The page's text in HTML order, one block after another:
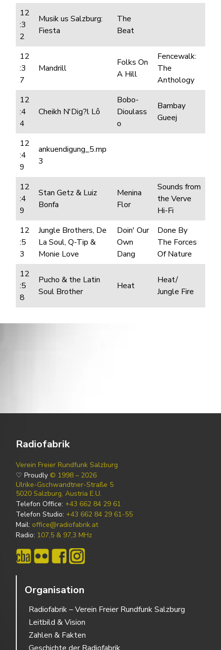
12
:3
2
Musik us Salzburg:
Fiesta
The
Beat
12
:3
7
Mandrill
Folks On
A Hill
Fencewalk:
The
Anthology
12
:4
4
Cheikh N'Dig?l Lô
Bobo-
Dioulass
o
Bambay
Gueej
12
:4
9
ankuendigung_5.mp
3
12
:4
9
Stan Getz & Luiz
Bonfa
Menina
Flor
Sounds from
the Verve
Hi-Fi
12
:5
3
Jungle Brothers, De
La Soul, Q-Tip &
Monie Love
Doin' Our
Own
Dang
Done By
The Forces
Of Nature
12
:5
8
Pucho & the Latin
Soul Brother
Heat
Heat/
Jungle Fire
Radiofabrik
Verein Freier Rundfunk Salzburg
♡ Proudly © 1998 – 2026
Ulrike-Gschwandtner-Straße 5
5020 Salzburg, Austria E.U.
Telefon Office: +43 662 84 29 61
Telefon Studio: +43 662 84 29 61-55
Mail: office@radiofabrik.at
Radio: 107,5 & 97,3 MHz
Organisation
Radiofabrik – Verein Freier Rundfunk Salzburg
Leitbild & Vision
Zahlen & Fakten